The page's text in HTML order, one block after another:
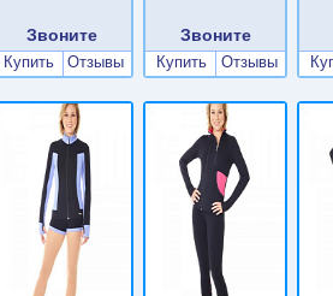
Звоните
Купить Отзывы
Звоните
Купить Отзывы